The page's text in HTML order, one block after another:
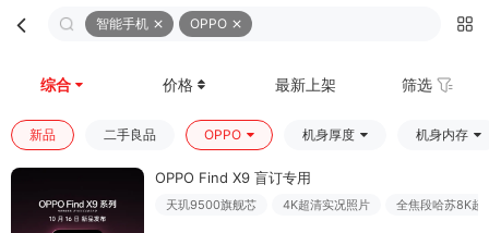
智能手机 OPPO
综合 价格 最新上架 筛选
新品 二手良品 OPPO 机身厚度 机身内存
OPPO Find X9 盲订专用
天玑9500旗舰芯 4K超清实况照片 全焦段哈苏8K超